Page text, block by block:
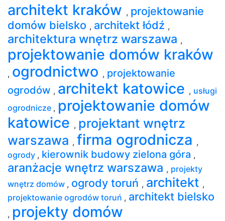
architekt kraków , projektowanie
domów bielsko , architekt łódź ,
architektura wnętrz warszawa ,
projektowanie domów kraków
, ogrodnictwo , projektowanie
ogrodów , architekt katowice , usługi
ogrodnicze , projektowanie domów
katowice , projektant wnętrz
warszawa , firma ogrodnicza ,
ogrody , kierownik budowy zielona góra ,
aranżacje wnętrz warszawa , projekty
wnętrz domów , ogrody toruń , architekt ,
projektowanie ogrodów toruń , architekt bielsko
, projekty domów